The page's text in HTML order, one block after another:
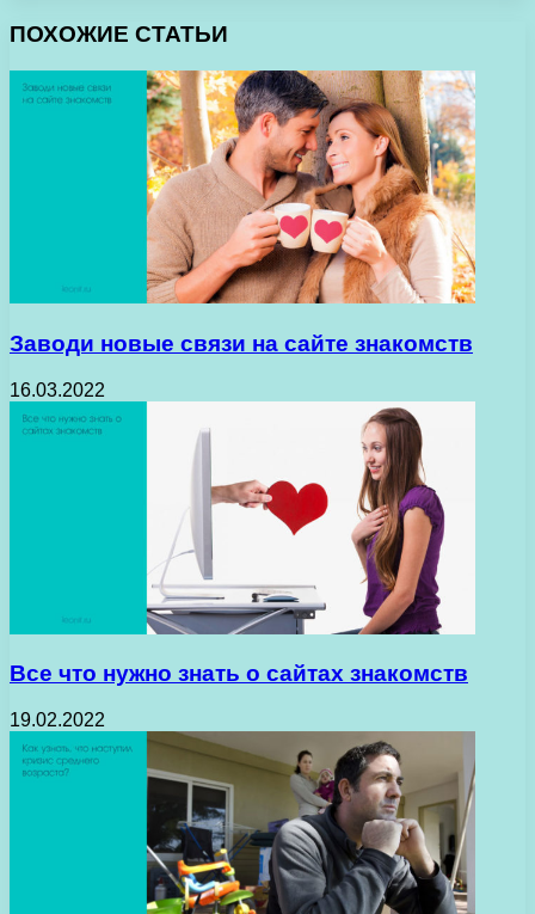
ПОХОЖИЕ СТАТЬИ
Заводи новые связи на сайте знакомств
16.03.2022
Все что нужно знать о сайтах знакомств
19.02.2022